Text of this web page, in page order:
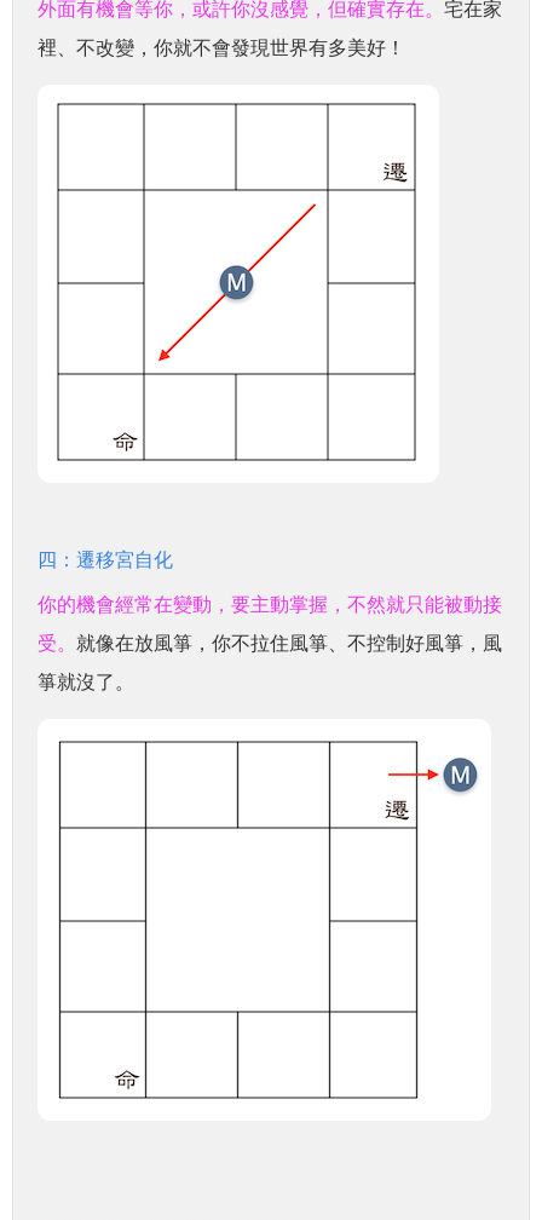
外面有機會等你，或許你沒感覺，但確實存在。 宅在家
裡、不改變，你就不會發現世界有多美好！
四：遷移宮自化
你的機會經常在變動，要主動掌握，不然就只能被動接
受。 就像在放風箏，你不拉住風箏、不控制好風箏，風
箏就沒了。